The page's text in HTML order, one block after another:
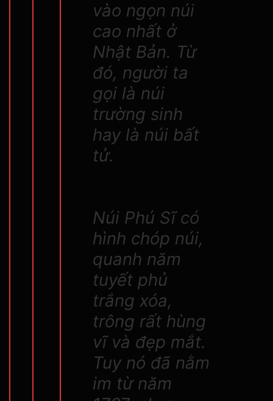
vào ngọn núi
cao nhất ở
Nhật Bản. Từ
đó, người ta
gọi là núi
trường sinh
hay là núi bất
tử.
Núi Phú Sĩ có
hình chóp núi,
quanh năm
tuyết phủ
trắng xóa,
trông rất hùng
vĩ và đẹp mắt.
Tuy nó đã nằm
im từ năm